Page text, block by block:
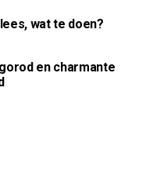
wat te doen?
en charmante